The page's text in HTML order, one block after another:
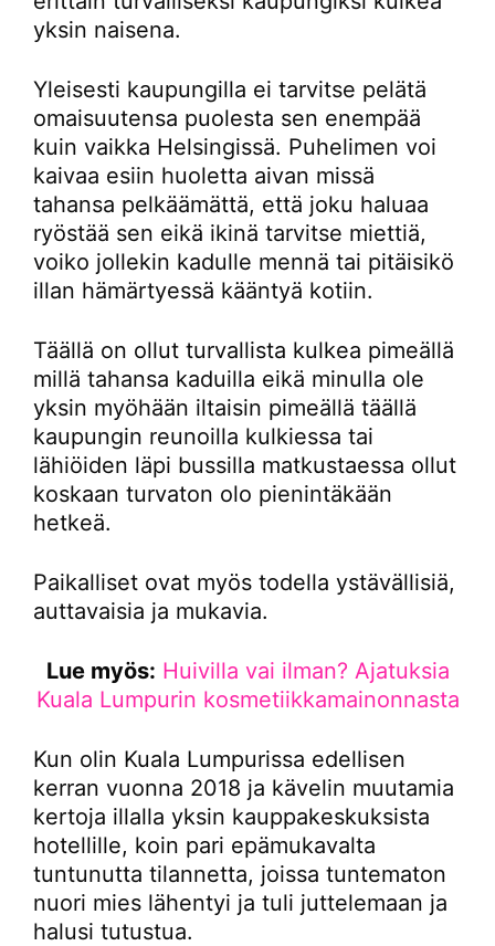
yksin naisena.
Yleisesti kaupungilla ei tarvitse pelätä
omaisuutensa puolesta sen enempää
kuin vaikka Helsingissä. Puhelimen voi
kaivaa esiin huoletta aivan missä
tahansa pelkäämättä, että joku haluaa
ryöstää sen eikä ikinä tarvitse miettiä,
voiko jollekin kadulle mennä tai pitäisikö
illan hämärtyessä kääntyä kotiin.
Täällä on ollut turvallista kulkea pimeällä
millä tahansa kaduilla eikä minulla ole
yksin myöhään iltaisin pimeällä täällä
kaupungin reunoilla kulkiessa tai
lähiöiden läpi bussilla matkustaessa ollut
koskaan turvaton olo pienintäkään
hetkeä.
Paikalliset ovat myös todella ystävällisiä,
auttavaisia ja mukavia.
Lue myös: Huivilla vai ilman? Ajatuksia
Kuala Lumpurin kosmetiikkamainonnasta
Kun olin Kuala Lumpurissa edellisen
kerran vuonna 2018 ja kävelin muutamia
kertoja illalla yksin kauppakeskuksista
hotellille, koin pari epämukavalta
tuntunutta tilannetta, joissa tuntematon
nuori mies lähentyi ja tuli juttelemaan ja
halusi tutustua.